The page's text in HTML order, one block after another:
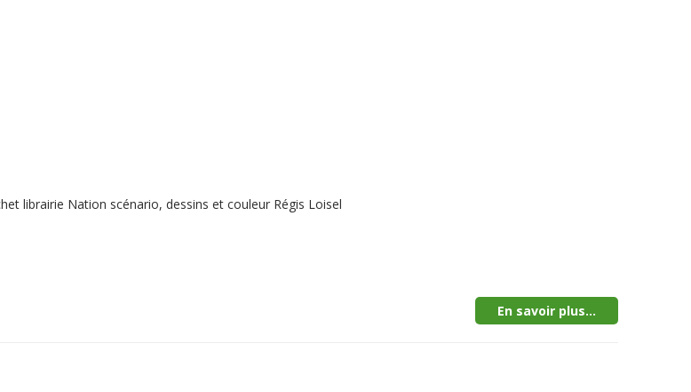
librairie Nation scénario, dessins et couleur Régis Loisel
En savoir plus...